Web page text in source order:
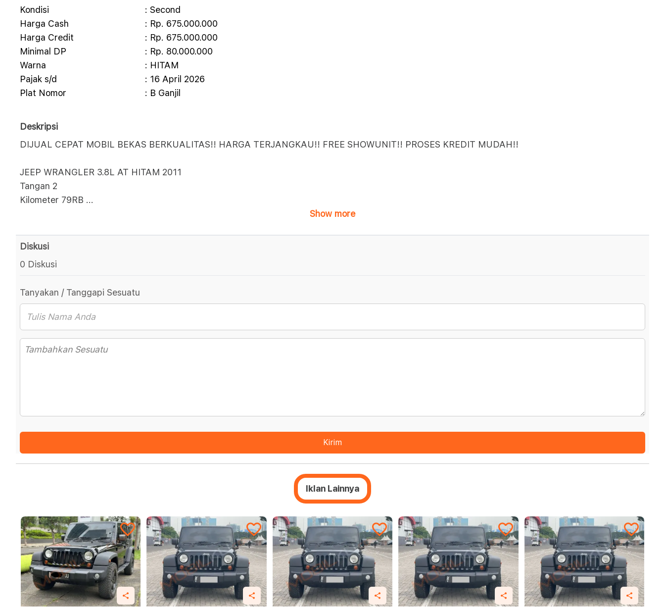
Kondisi
: Second
Harga Cash
: Rp. 675.000.000
Harga Credit
: Rp. 675.000.000
Minimal DP
: Rp. 80.000.000
Warna
: HITAM
Pajak s/d
: 16 April 2026
Plat Nomor
: B Ganjil
Deskripsi
DIJUAL CEPAT MOBIL BEKAS BERKUALITAS!! HARGA TERJANGKAU!! FREE SHOWUNIT!! PROSES KREDIT MUDAH!!
JEEP WRANGLER 3.8L AT HITAM 2011
Tangan 2
Kilometer 79RB ...
Show more
Diskusi
0 Diskusi
Tanyakan / Tanggapi Sesuatu
Kirim
Iklan Lainnya